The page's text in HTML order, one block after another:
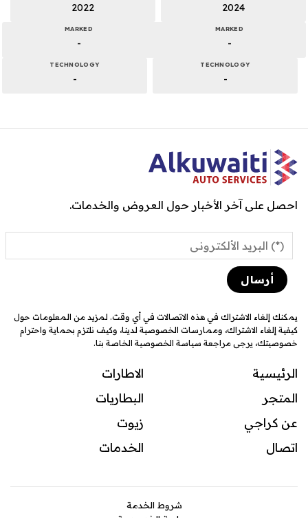
2024
MARKED
-
TECHNOLOGY
-
2022
MARKED
-
TECHNOLOGY
-
احصل على آخر الأخبار حول العروض والخدمات.
يمكنك إلغاء الاشتراك في هذه الاتصالات في أي وقت. لمزيد من المعلومات حول
كيفية إلغاء الاشتراك، وممارسات الخصوصية لدينا، وكيف نلتزم بحماية واحترام
خصوصيتك، يرجى مراجعة سياسة الخصوصية الخاصة بنا.
الرئيسية
المتجر
عن كراجي
اتصال
الاطارات
البطاريات
زيوت
الخدمات
شروط الخدمة